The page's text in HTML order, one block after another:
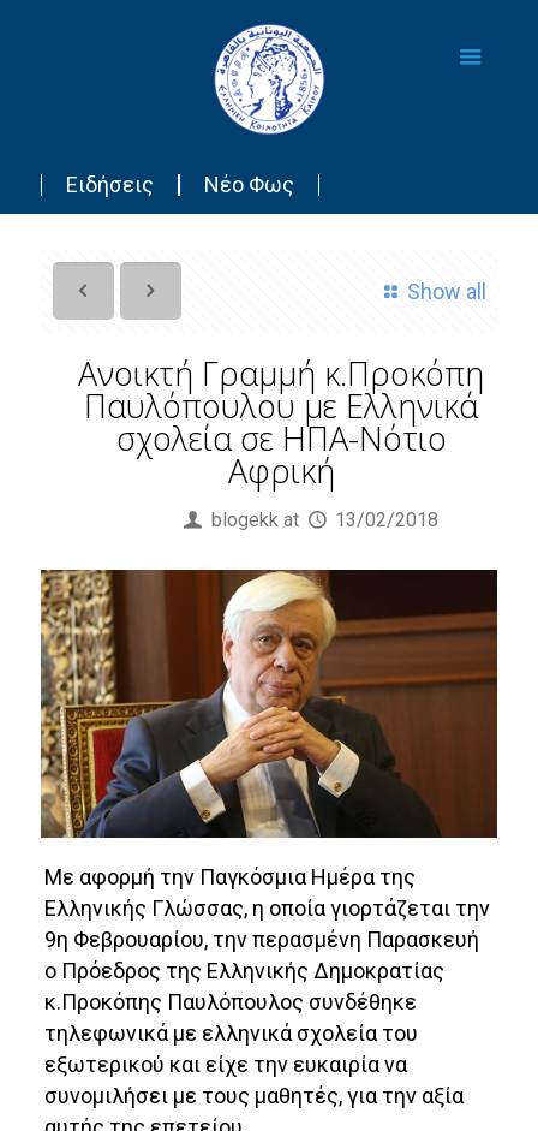
Ειδήσεις Νέο Φως
Show all
Ανοικτή Γραμμή κ.Προκόπη
Παυλόπουλου με Ελληνικά
σχολεία σε ΗΠΑ-Νότιο
Αφρική
blogekk at 13/02/2018
Με αφορμή την Παγκόσμια Ημέρα της
Ελληνικής Γλώσσας, η οποία γιορτάζεται την
9η Φεβρουαρίου, την περασμένη Παρασκευή
ο Πρόεδρος της Ελληνικής Δημοκρατίας
κ.Προκόπης Παυλόπουλος συνδέθηκε
τηλεφωνικά με ελληνικά σχολεία του
εξωτερικού και είχε την ευκαιρία να
συνομιλήσει με τους μαθητές, για την αξία